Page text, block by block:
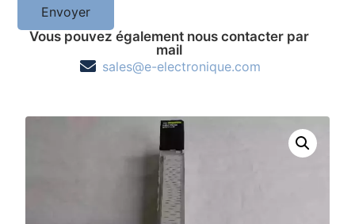
Envoyer
Vous pouvez également nous contacter par
mail
sales@e-electronique.com